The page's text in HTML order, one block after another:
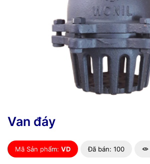
Van đáy
Mã Sản phẩm: VD Đã bán: 100